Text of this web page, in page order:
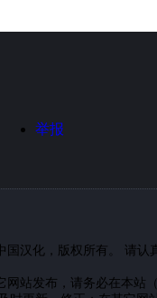
举报
国汉化，版权所有。 请认
网站发布，请务必在本站